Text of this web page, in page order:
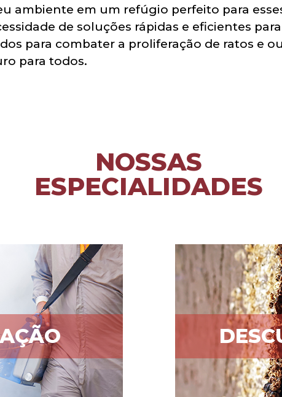
ambiente em um refúgio perfeito para
de soluções rápidas e eficientes
para combater a proliferação de ratos e
para todos.
NOSSAS
ESPECIALIDADES